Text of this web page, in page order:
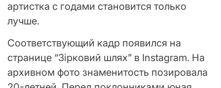
артистка с годами становится только
лучше.
Соответствующий кадр появился на
странице “Зірковий шлях” в Instagram. На
архивном фото знаменитость позировала